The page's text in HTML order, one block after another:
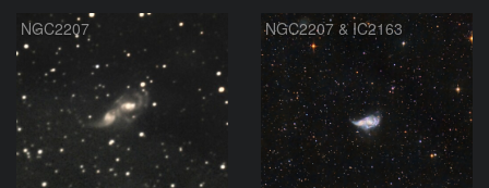
NGC2207 NGC2207 & IC2163